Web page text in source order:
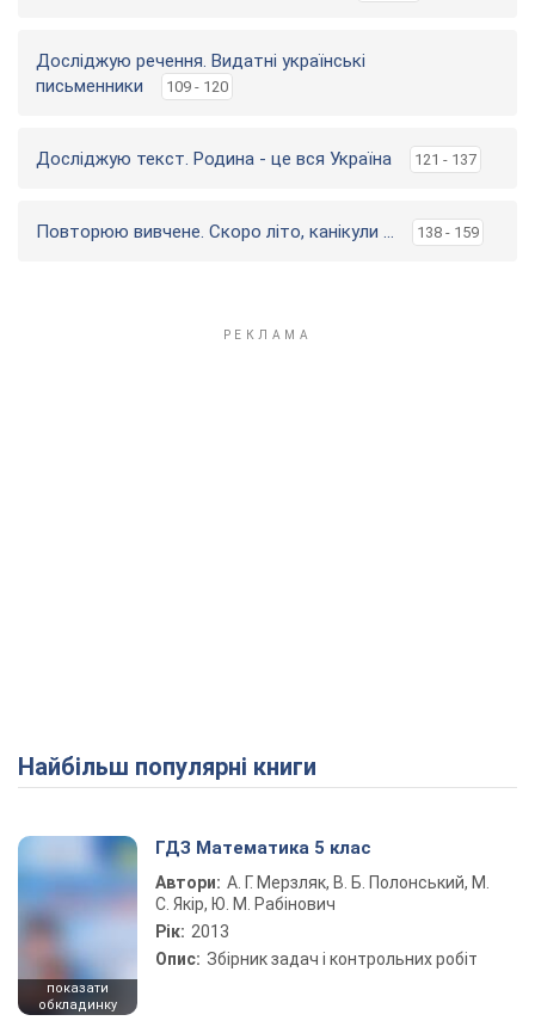
Досліджую речення. Видатні українські
письменники
109 - 120
Досліджую текст. Родина - це вся Україна 121 - 137
Повторюю вивчене. Скоро літо, канікули ... 138 - 159
Найбільш популярні книги
показати
обкладинку
ГДЗ Математика 5 клас
Автори: А. Г. Мерзляк, В. Б. Полонський, М.
С. Якір, Ю. М. Рабінович
Рік: 2013
Опис: Збірник задач і контрольних робіт